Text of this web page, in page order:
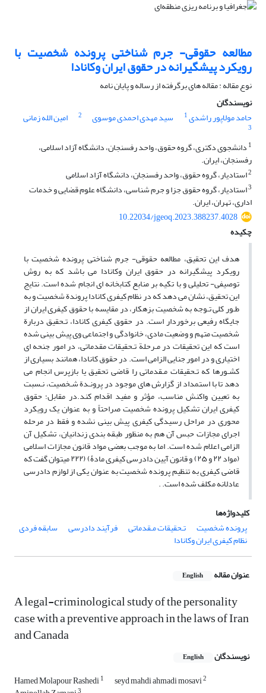
مطالعه حقوقی- جرم شناختی پرونده شخصیت با
رویکرد پیشگیرانه در حقوق ایران وکانادا
نوع مقاله : مقاله های برگرفته از رساله و پایان نامه
نویسندگان
حامد مولاپور راشدی1 سید مهدی احمدی موسوی 2 امین الله زمانی
3
1 دانشجوی دکتری، گروه حقوق، واحد رفسنجان، دانشگاه آزاد اسلامی،
رفسنجان، ایران.
2استادیار، گروه حقوق، واحد رفسنجان، دانشگاه آزاد اسلامی
3استادیار، گروه حقوق جزا و جرم شناسی، دانشگاه علوم قضایی و خدمات
اداری، تهران، ایران.
10.22034/jgeoq.2023.388237.4028
چکیده
هدف این تحقیق، مطالعه حقوقی- جرم شناختی پرونده شخصیت با
رویکرد پیشگیرانه در حقوق ایران وکانادا می باشد که به روش
توصیفی- تحلیلی و با تکیه بر منابع کتابخانه ای انجام شده است. نتایج
این تحقیق، نشان می دهد که در نظام کیفری کانادا پروندة شخصیت و به
طـور کلی تـوجه به شخصیت بزهکار، در مقایسه با حقوق کیفری ایران از
جایگاه رفیعی برخوردار است. در حقوق کیفری کانادا، تـحقیق دربارة
شخصیت متهم و وضعیت مادی، خانوادگی و اجتماعی وی پیش بینی شده
است که این تحقیقات در مـرحلة تـحقیقات مقدماتی، در امور جنحه ای
اختیاری و در امور جنایی الزامی است. در حقوق کانادا، همانند بسیاری از
کشـورها که تـحقیقات مـقدماتی را قاضی تحقیق یا بازپرس انجام می
دهد تا با استمداد از گزارش های موجود در پرونـدة شـخصیت، نـسبت
به تعیین واکنش مناسب، مؤثر و مفید اقدام کند.در مقابل؛ حقوق
کیفری ایران تشکیل پرونده شخصیت صراحتاً و به عنوان یک رویکرد
محوری در مراحل رسیدگی کیفری پیش بینی نشده و فقط در مرحله
اجرای مجازات حبس آن هم به منظور طبقه بندی زندانیان، تشکیل آن
الزامی اعلام شده است. اما به موجب بعضی مواد قانون مجازات اسلامی
(مواد ۲۲ و ۲۵) و قانون آیین دادرسی کیفری مادۀ) (۲۲۲ میتوان گفت که
قاضی کیفری به تنظیم پرونده شخصیت به عنوان یکی از لوازم دادرسی
عادلانه مکلف شده است. .
کلیدواژه‌ها
پرونده شخصیت
تـحقیقات مـقدماتی فرآیند دادرسی سابقه فردی
نظام کیفری ایران وکانادا
عنوان مقاله English
A legal-criminological study of the personality
case with a preventive approach in the laws of Iran
and Canada
نویسندگان English
Hamed Molapour Rashedi1 seyd mahdi ahmadi mosavi2